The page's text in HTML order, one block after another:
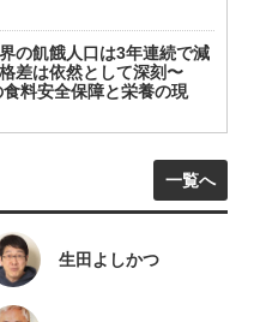
の飢餓人口は3年連続で減
差は依然として深刻〜
料安全保障と栄養の現
一覧へ
生田よしかつ